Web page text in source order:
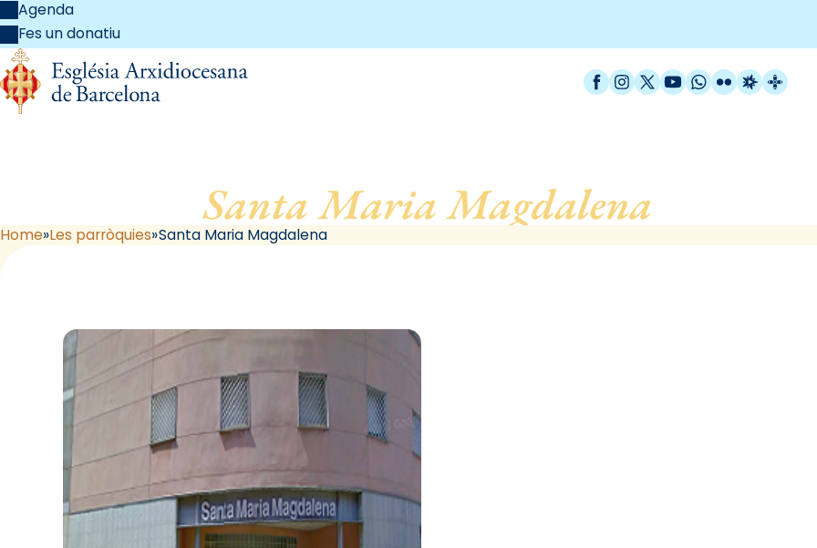
Agenda
Fes un donatiu
Facebook
Instagram
X / Twitter
YouTube
WhatsApp
FlickrRadio
Santa Maria Magdalena
Home Les parròquies Santa Maria Magdalena